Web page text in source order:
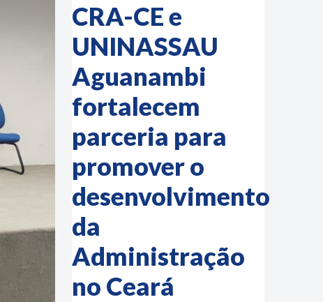
CRA-CE e
UNINASSAU
Aguanambi
fortalecem
parceria para
promover o
desenvolvimento
da
Administração
no Ceará